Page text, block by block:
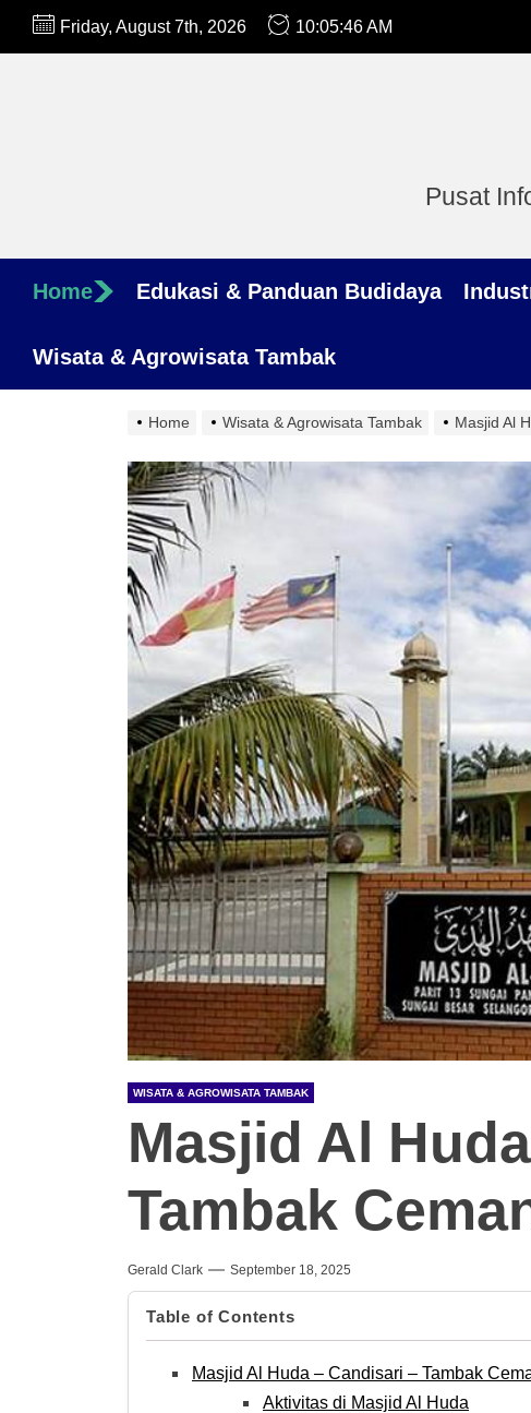
Skip
Friday, August 7th, 2026 10:05:47 AM
Pusat
Home Edukasi & Panduan Budidaya
Wisata & Agrowisata Tambak
Home Wisata & Agrowisata Tambak Masjid Al
WISATA & AGROWISATA TAMBAK
Masjid Al
Tambak
Gerald Clark September 18, 2025
Table of Contents
Masjid Al Huda – Candisari – Tambak
Aktivitas di Masjid Al Huda